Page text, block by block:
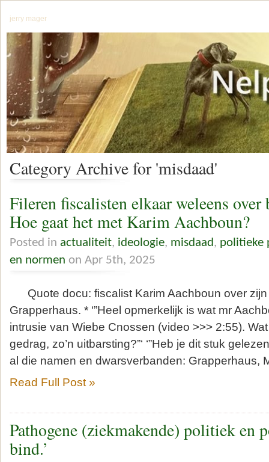
jerry mager
Category Archive for 'misdaad'
Fileren fiscalisten elkaar weleens over
Hoe gaat het met Karim Aachboun?
Posted in actualiteit, ideologie, misdaad, politieke
en normen on Apr 5th, 2025
Quote docu: fiscalist Karim Aachboun over zijn
Grapperhaus. * ‘”Heel opmerkelijk is wat mr
intrusie van Wiebe Cnossen (video >>> 2:55).
gedrag, zo’n uitbarsting?”‘ ‘”Heb je dit stuk
al die namen en dwarsverbanden: Grapperhaus,
Read Full Post »
Pathogene (ziekmakende) politiek en
bind.’